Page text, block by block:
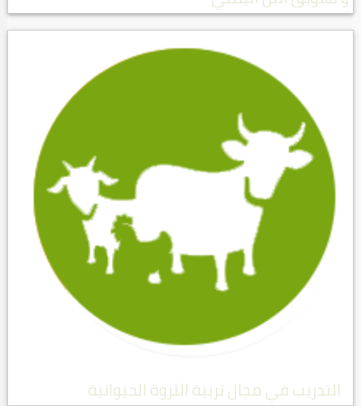
التدريب في مجال تربية الثروة الحيوانية